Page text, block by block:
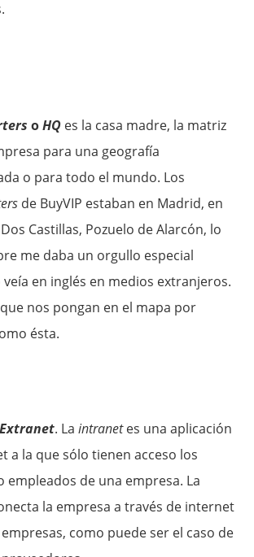
oHQ es la casa madre, la matriz
para una geografía
o para todo el mundo. Los
de BuyVIP estaban en Madrid, en
Castillas, Pozuelo de Alarcón, lo
me daba un orgullo especial
en inglés en medios extranjeros.
nos pongan en el mapa por
ésta.
. Laintranetes una aplicación
a la que sólo tienen acceso los
empleados de una empresa. La
la empresa a través de internet
como puede ser el caso de